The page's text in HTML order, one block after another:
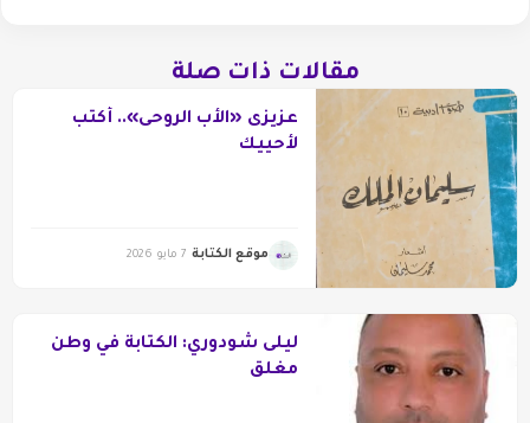
مقالات ذات صلة
عزيزى «الأب الروحى».. أكتب
لأحييك
موقع الكتابة 7 مايو 2026
ليلى شودوري: الكتابة في وطن
مغلق